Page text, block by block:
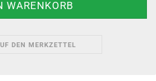
DEN MERKZETTEL